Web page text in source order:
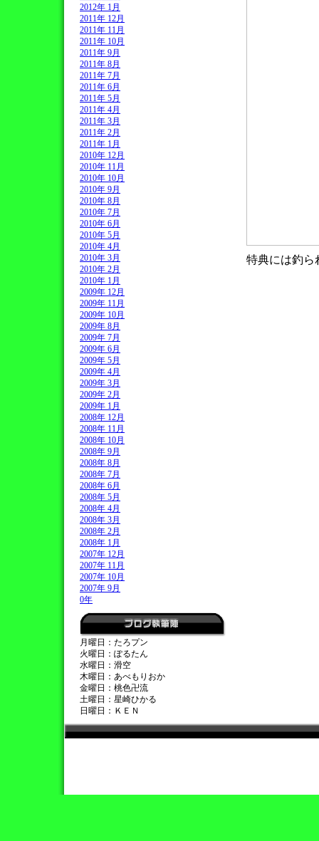
2012年 1月
2011年 12月
2011年 11月
2011年 10月
2011年 9月
2011年 8月
2011年 7月
2011年 6月
2011年 5月
2011年 4月
2011年 3月
2011年 2月
2011年 1月
2010年 12月
2010年 11月
2010年 10月
2010年 9月
2010年 8月
2010年 7月
2010年 6月
2010年 5月
2010年 4月
2010年 3月
2010年 2月
2010年 1月
2009年 12月
2009年 11月
2009年 10月
2009年 8月
2009年 7月
2009年 6月
2009年 5月
2009年 4月
2009年 3月
2009年 2月
2009年 1月
2008年 12月
2008年 11月
2008年 10月
2008年 9月
2008年 8月
2008年 7月
2008年 6月
2008年 5月
2008年 4月
2008年 3月
2008年 2月
2008年 1月
2007年 12月
2007年 11月
2007年 10月
2007年 9月
0年
月曜日：たろプン
火曜日：ぽるたん
水曜日：滑空
木曜日：あべもりおか
金曜日：桃色卍流
土曜日：星崎ひかる
日曜日：ＫＥＮ
特典には釣ら